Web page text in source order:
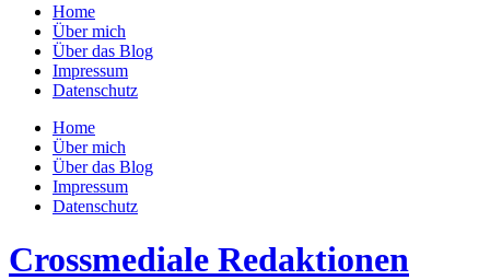
Home
Über mich
Über das Blog
Impressum
Datenschutz
Home
Über mich
Über das Blog
Impressum
Datenschutz
Crossmediale Redaktionen